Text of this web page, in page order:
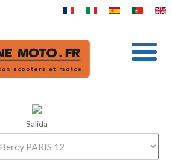
Salida